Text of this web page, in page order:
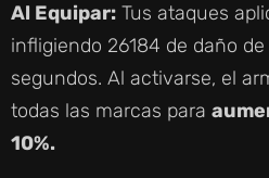
Al Equipar: Tus ataques
infligiendo 26184 de daño
segundos. Al activarse, el
todas las marcas para
10%.